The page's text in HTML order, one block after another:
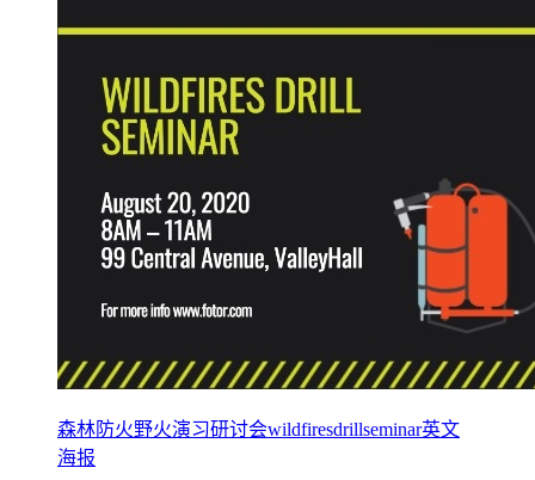
森林防火野火演习研讨会wildfiresdrillseminar英文
海报